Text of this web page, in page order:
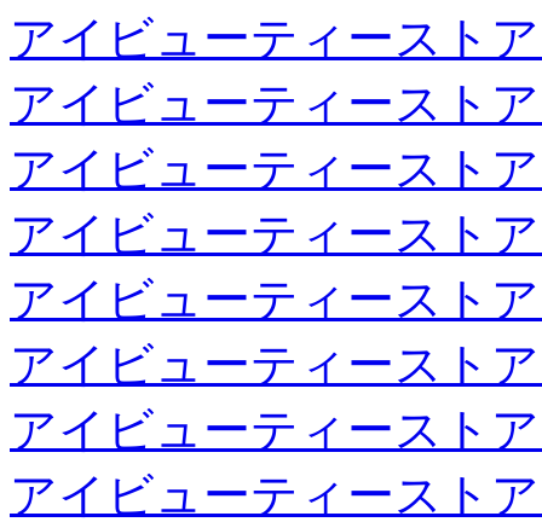
アイビューティースト
アイビューティースト
アイビューティースト
アイビューティースト
アイビューティースト
アイビューティースト
アイビューティースト
アイビューティースト